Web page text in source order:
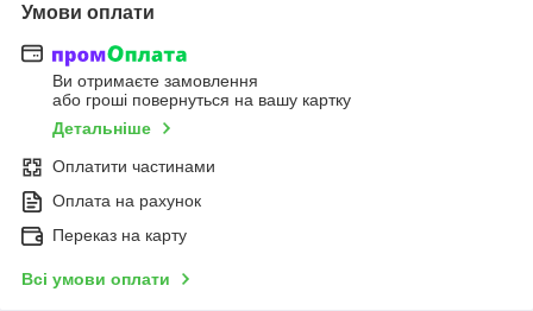
Умови оплати
Ви отримаєте замовлення
або гроші повернуться на вашу картку
Детальніше
Оплатити частинами
Оплата на рахунок
Переказ на карту
Всі умови оплати